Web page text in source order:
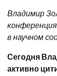
Владимир
в научном
Сегодня
активно